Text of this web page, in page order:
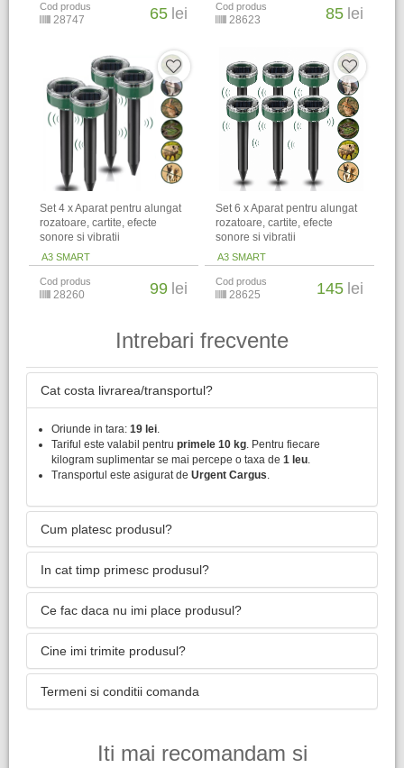
Cod produs
28747 65 lei Cod produs
28623 85 lei
Set 4 x Aparat pentru alungat
rozatoare, cartite, efecte
sonore si vibratii
A3 SMART
Cod produs
28260 99 lei
Set 6 x Aparat pentru alungat
rozatoare, cartite, efecte
sonore si vibratii
A3 SMART
Cod produs
28625 145 lei
Intrebari frecvente
Cat costa livrarea/transportul?
Oriunde in tara: 19 lei
Tariful este valabil pentru primele 10 kg . Pentru fiecare
kilogram suplimentar se mai percepe o taxa de 1 leu
Transportul este asigurat de Urgent Cargus
Cum platesc produsul?
In cat timp primesc produsul?
Ce fac daca nu imi place produsul?
Cine imi trimite produsul?
Termeni si conditii comanda
Iti mai recomandam si